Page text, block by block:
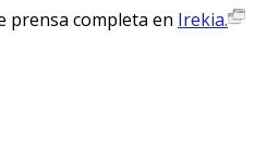
prensa completa en Irekia.